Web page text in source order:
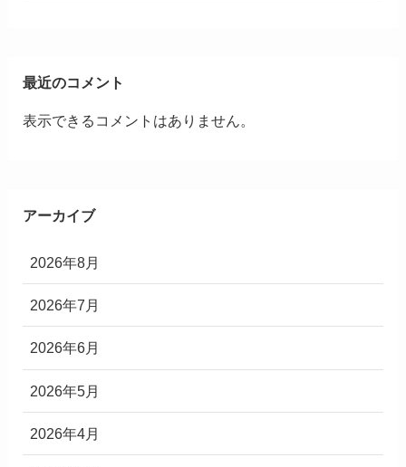
最近のコメント
表示できるコメントはありません。
アーカイブ
2026年8月
2026年7月
2026年6月
2026年5月
2026年4月